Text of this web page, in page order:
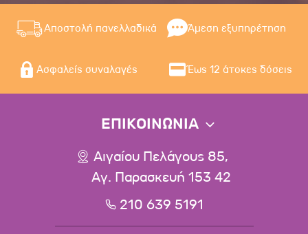
Αποστολή πανελλαδικά Άμεση εξυπηρέτηση
Ασφαλείς συναλαγές Έως 12 άτοκες δόσεις
ΕΠΙΚΟΙΝΩΝΙΑ
Αιγαίου Πελάγους 85,
Αγ. Παρασκευή 153 42
210 639 5191